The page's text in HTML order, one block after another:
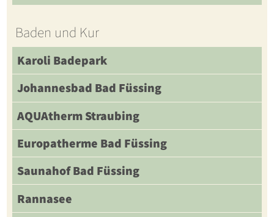
Baden und Kur
Karoli Badepark
Johannesbad Bad Füssing
AQUAtherm Straubing
Europatherme Bad Füssing
Saunahof Bad Füssing
Rannasee